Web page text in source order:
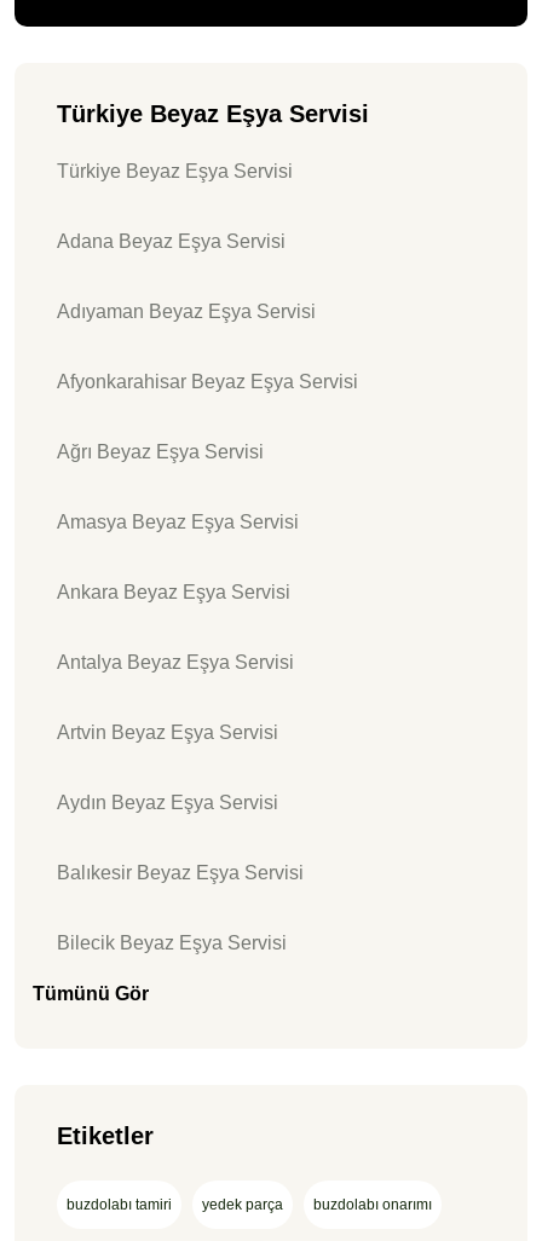
Türkiye Beyaz Eşya Servisi
Türkiye Beyaz Eşya Servisi
Adana Beyaz Eşya Servisi
Adıyaman Beyaz Eşya Servisi
Afyonkarahisar Beyaz Eşya Servisi
Ağrı Beyaz Eşya Servisi
Amasya Beyaz Eşya Servisi
Ankara Beyaz Eşya Servisi
Antalya Beyaz Eşya Servisi
Artvin Beyaz Eşya Servisi
Aydın Beyaz Eşya Servisi
Balıkesir Beyaz Eşya Servisi
Bilecik Beyaz Eşya Servisi
Tümünü Gör
Etiketler
buzdolabı tamiri yedek parça buzdolabı onarımı